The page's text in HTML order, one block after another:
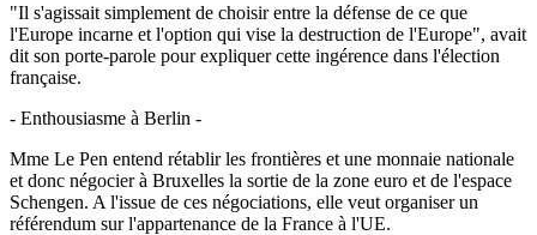
"Il s'agissait simplement de choisir entre la défense de ce que
l'Europe incarne et l'option qui vise la destruction de l'Europe", avait
dit son porte-parole pour expliquer cette ingérence dans l'élection
française.
- Enthousiasme à Berlin -
Mme Le Pen entend rétablir les frontières et une monnaie nationale
et donc négocier à Bruxelles la sortie de la zone euro et de l'espace
Schengen. A l'issue de ces négociations, elle veut organiser un
référendum sur l'appartenance de la France à l'UE.